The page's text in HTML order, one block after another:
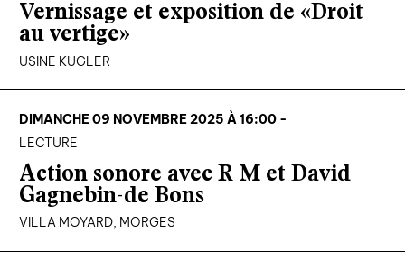
Vernissage et exposition de «Droit
au vertige»
USINE KUGLER
DIMANCHE 09 NOVEMBRE 2025 À 16:00 -
LECTURE
Action sonore avec R M et David
Gagnebin-de Bons
VILLA MOYARD, MORGES